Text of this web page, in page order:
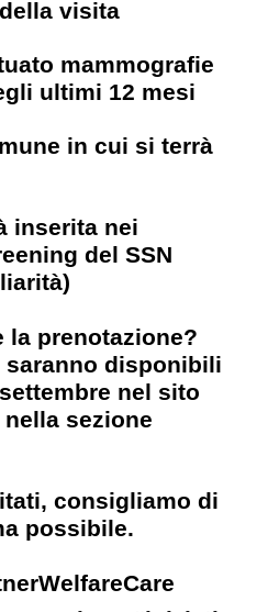
visita
mammografie
ultimi 12 mesi
in cui si terrà
inserita nei
del SSN
la prenotazione?
saranno disponibili
nel sito
sezione
consigliamo di
possibile.